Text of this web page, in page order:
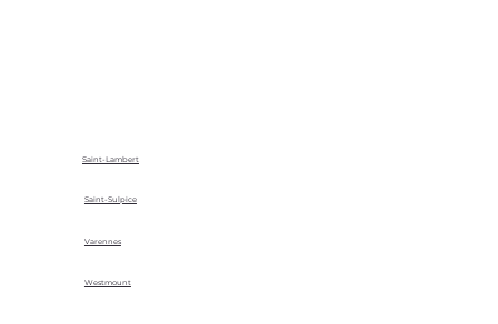
Saint-Lambert
Saint-Sulpice
Varennes
Westmount